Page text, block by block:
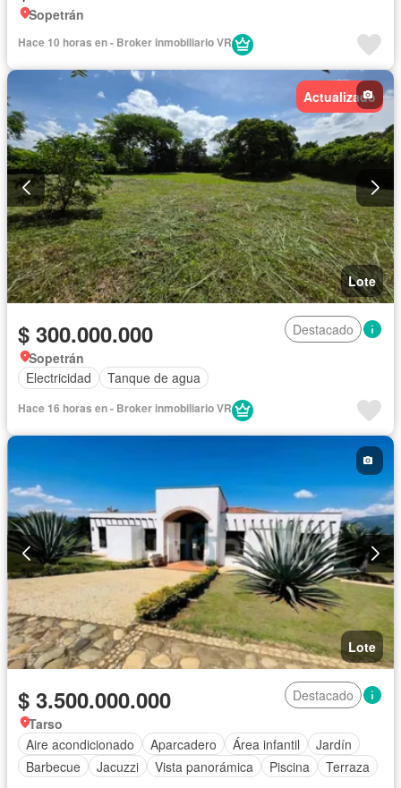
Sopetrán
Hace 10 horas en - Broker inmobiliario VR
Actualizado
Lote
$ 300.000.000
Destacado
Sopetrán
Electricidad
Tanque de agua
Hace 16 horas en - Broker inmobiliario VR
Lote
$ 3.500.000.000
Destacado
Tarso
Aire acondicionado
Aparcadero Área infantil
Jardín
Barbecue
Jacuzzi Vista panorámica Piscina Terraza